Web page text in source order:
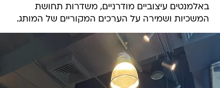
באלמנטים עיצוביים מודרניים, משדרות תחושת
המשכיות ושמירה על הערכים המקוריים של המותג.